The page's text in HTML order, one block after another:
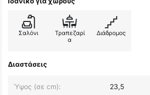
Σαλόνι
Τραπεζαρί
α
Διάδρομος
Διαστάσεις
Ύψος (σε cm):
23,5